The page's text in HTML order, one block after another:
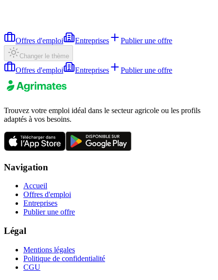
Offres d'emploi Entreprises Publier une offre
Changer le thème
Offres d'emploi Entreprises Publier une offre
Trouvez votre emploi idéal dans le secteur agricole ou les profils
adaptés à vos besoins.
Navigation
Accueil
Offres d'emploi
Entreprises
Publier une offre
Légal
Mentions légales
Politique de confidentialité
CGU